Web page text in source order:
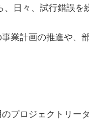
日々、試行錯誤を
業計画の推進や、
プロジェクトリー